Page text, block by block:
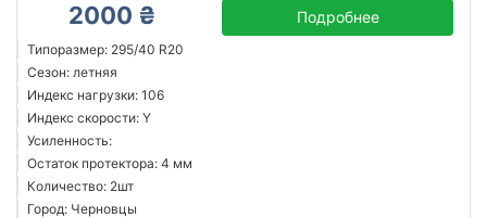
2000 ₴ Подробнее
Типоразмер: 295/40 R20
Сезон: летняя
Индекс нагрузки: 106
Индекс скорости: Y
Усиленность:
Остаток протектора: 4 мм
Количество: 2шт
Город: Черновцы